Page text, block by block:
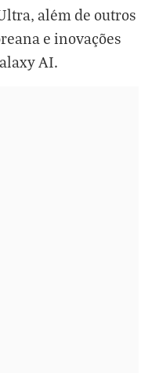
além de outros
e inovações
AI.